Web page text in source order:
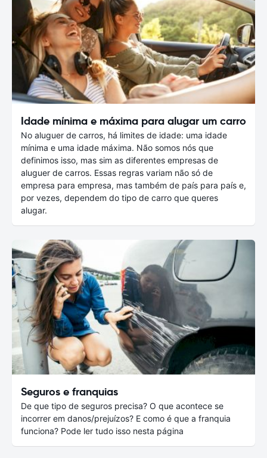
Idade mínima e máxima para alugar um carro
No aluguer de carros, há limites de idade: uma idade
mínima e uma idade máxima. Não somos nós que
definimos isso, mas sim as diferentes empresas de
aluguer de carros. Essas regras variam não só de
empresa para empresa, mas também de país para país e,
por vezes, dependem do tipo de carro que queres
alugar.
Seguros e franquias
De que tipo de seguros precisa? O que acontece se
incorrer em danos/prejuízos? E como é que a franquia
funciona? Pode ler tudo isso nesta página